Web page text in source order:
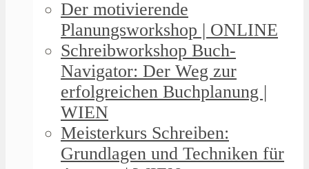
Der motivierende
Planungsworkshop | ONLINE
Schreibworkshop Buch-
Navigator: Der Weg zur
erfolgreichen Buchplanung |
WIEN
Meisterkurs Schreiben:
Grundlagen und Techniken für